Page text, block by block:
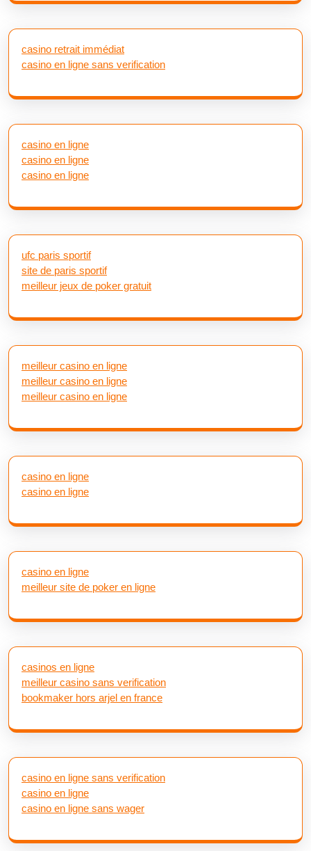
casino retrait immédiat
casino en ligne sans verification
casino en ligne
casino en ligne
casino en ligne
ufc paris sportif
site de paris sportif
meilleur jeux de poker gratuit
meilleur casino en ligne
meilleur casino en ligne
meilleur casino en ligne
casino en ligne
casino en ligne
casino en ligne
meilleur site de poker en ligne
casinos en ligne
meilleur casino sans verification
bookmaker hors arjel en france
casino en ligne sans verification
casino en ligne
casino en ligne sans wager